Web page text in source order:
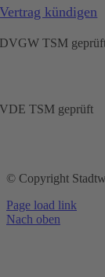
Vertrag kündigen
DVGW TSM
VDE TSM geprüft
© Copyright
Page load link
Nach oben